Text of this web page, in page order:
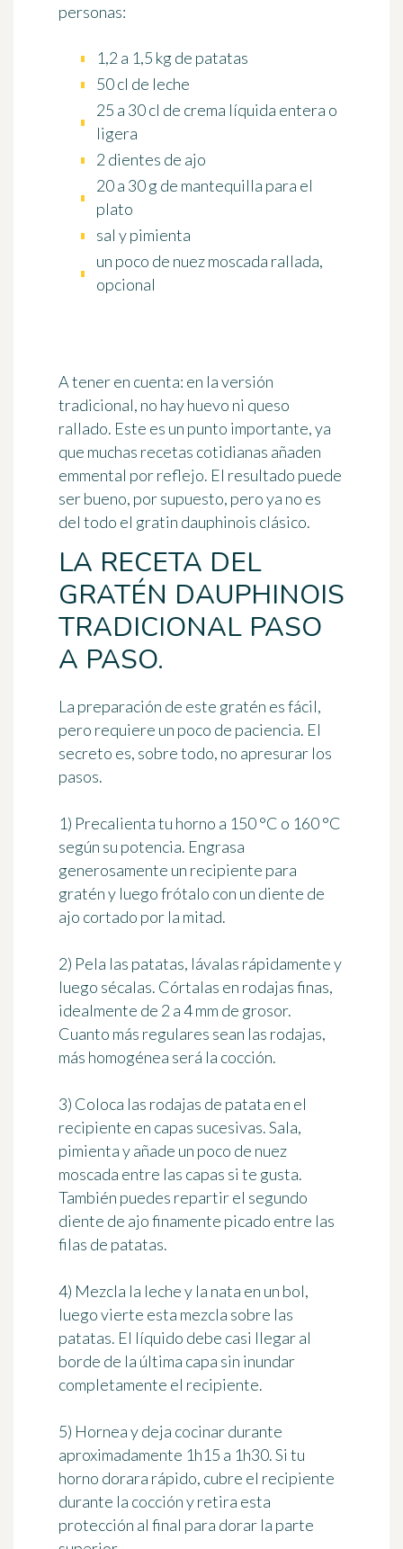
personas:
1,2 a 1,5 kg de patatas
50 cl de leche
25 a 30 cl de crema líquida entera o
ligera
2 dientes de ajo
20 a 30 g de mantequilla para el
plato
sal y pimienta
un poco de nuez moscada rallada,
opcional
A tener en cuenta: en la versión
tradicional, no hay huevo ni queso
rallado. Este es un punto importante, ya
que muchas recetas cotidianas añaden
emmental por reflejo. El resultado puede
ser bueno, por supuesto, pero ya no es
del todo el gratin dauphinois clásico.
LA RECETA DEL
GRATÉN DAUPHINOIS
TRADICIONAL PASO
A PASO.
La preparación de este gratén es fácil,
pero requiere un poco de paciencia. El
secreto es, sobre todo, no apresurar los
pasos.
1) Precalienta tu horno a 150 °C o 160 °C
según su potencia. Engrasa
generosamente un recipiente para
gratén y luego frótalo con un diente de
ajo cortado por la mitad.
2) Pela las patatas, lávalas rápidamente y
luego sécalas. Córtalas en rodajas finas,
idealmente de 2 a 4 mm de grosor.
Cuanto más regulares sean las rodajas,
más homogénea será la cocción.
3) Coloca las rodajas de patata en el
recipiente en capas sucesivas. Sala,
pimienta y añade un poco de nuez
moscada entre las capas si te gusta.
También puedes repartir el segundo
diente de ajo finamente picado entre las
filas de patatas.
4) Mezcla la leche y la nata en un bol,
luego vierte esta mezcla sobre las
patatas. El líquido debe casi llegar al
borde de la última capa sin inundar
completamente el recipiente.
5) Hornea y deja cocinar durante
aproximadamente 1h15 a 1h30. Si tu
horno dorara rápido, cubre el recipiente
durante la cocción y retira esta
protección al final para dorar la parte